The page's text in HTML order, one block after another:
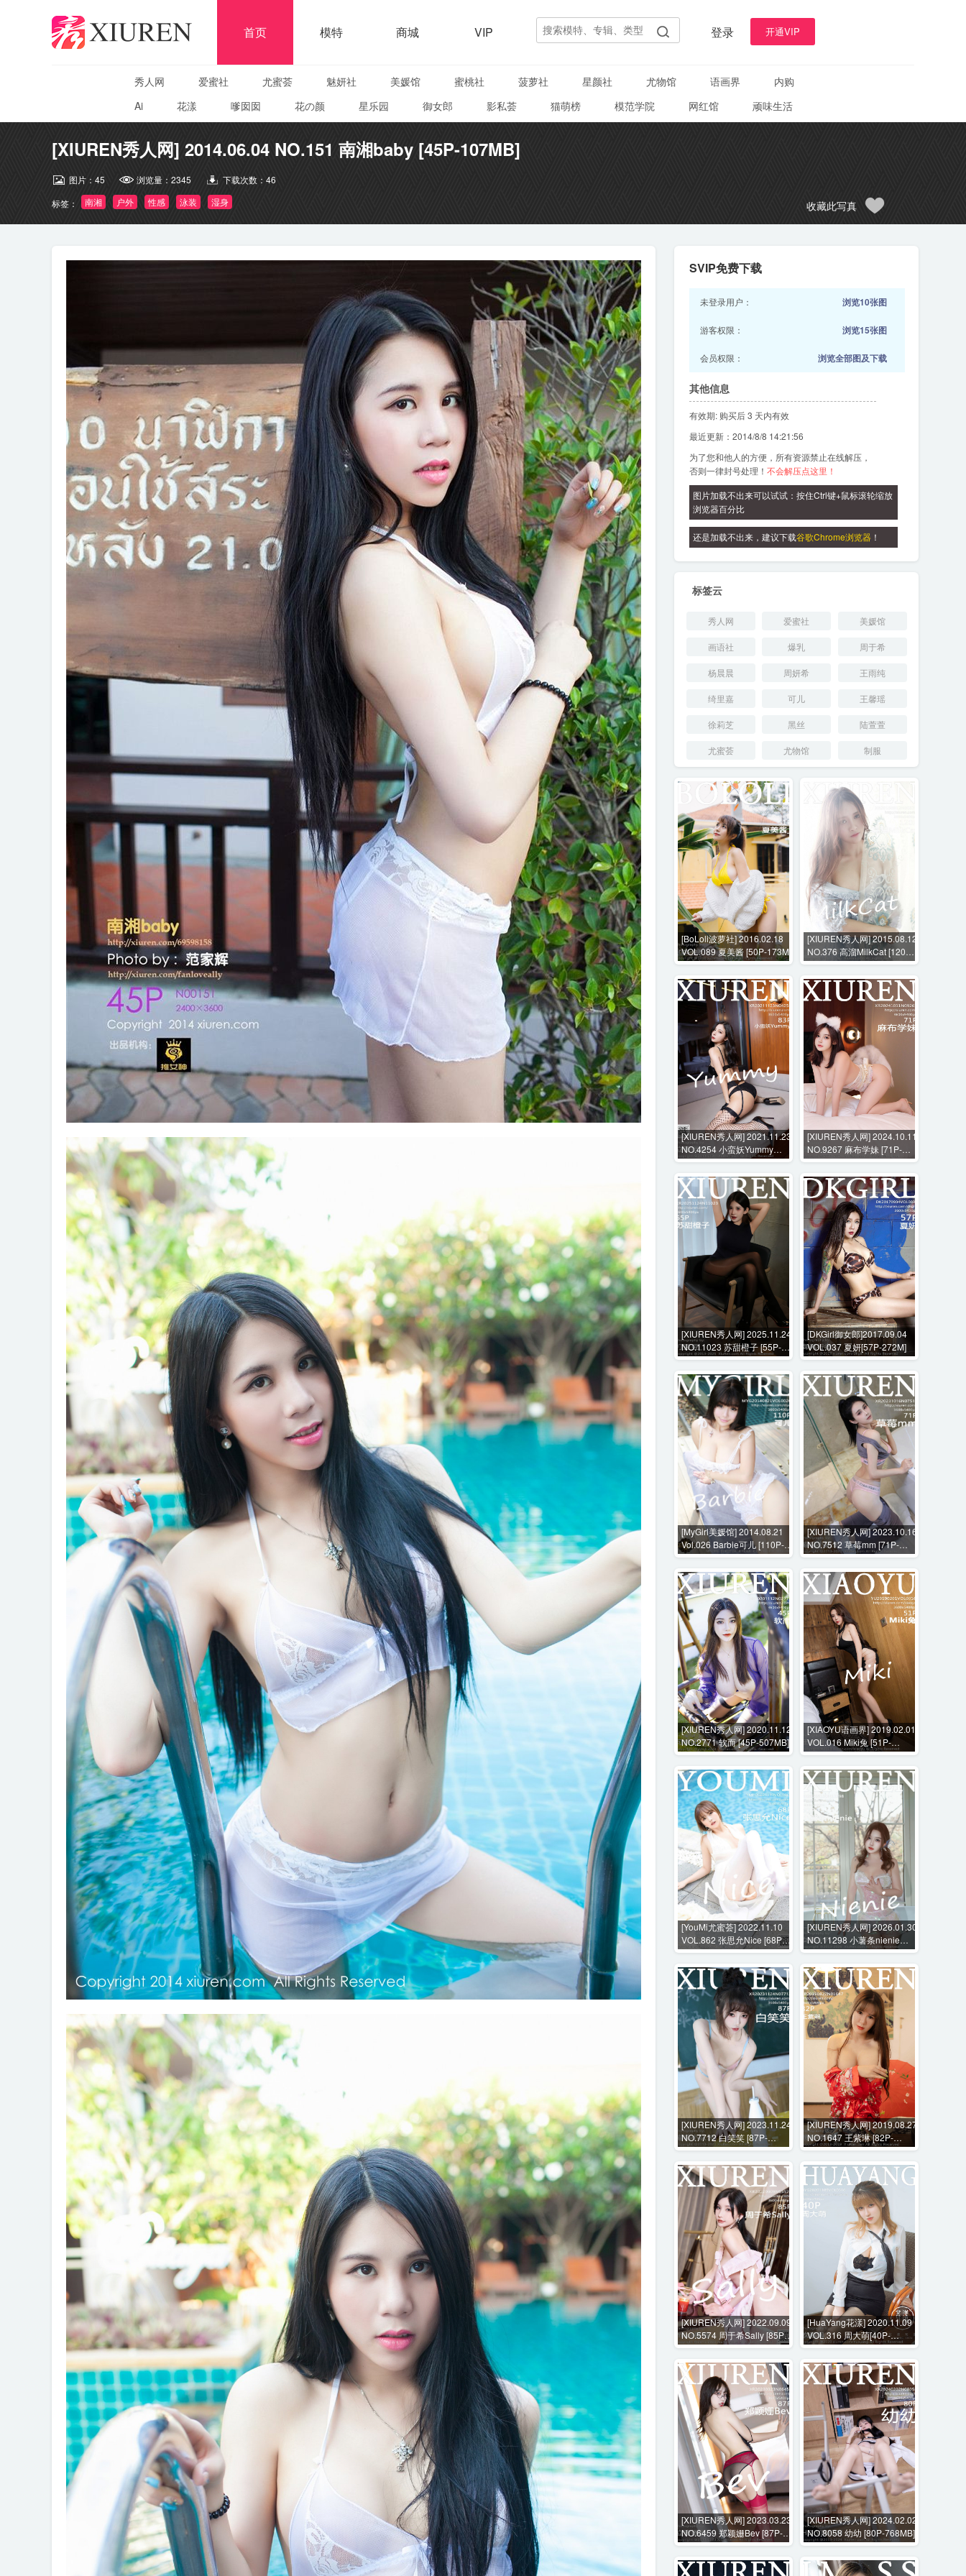
首页 模特 商城 VIP 登录 开通VIP
秀人网 爱蜜社 尤蜜荟 魅妍社 美媛馆 蜜桃社 菠萝社 星颜社 尤物馆 语画界
内购
Ai
花漾 嗲囡囡 花の颜 星乐园 御女郎 影私荟 猫萌榜 模范学院 网红馆 顽味生活
[XIUREN秀人网] 2014.06.04 NO.151 南湘baby [45P-107MB]
图片： 45 浏览量： 2345 下载次数： 46
标签：
南湘 户外 性感 泳装 湿身 收藏此写真
SVIP免费下载
未登录用户： 浏览10张图
游客权限： 浏览15张图
会员权限： 浏览全部图及下载
其他信息
有效期: 购买后 3 天内有效
最近更新：2014/8/8 14:21:56
为了您和他人的方便，所有资源禁止在线解压，
否则一律封号处理！ 不会解压点这里！
图片加载不出来可以试试：按住Ctrl键+鼠标滚轮缩放
浏览器百分比
还是加载不出来，建议下载谷歌Chrome浏览器 ！
标签云
秀人网 爱蜜社 美媛馆
画语社 爆乳 周于希
杨晨晨 周妍希 王雨纯
绮里嘉 可儿 王馨瑶
徐莉芝 黑丝 陆萱萱
尤蜜荟 尤物馆 制服
[BoLoli波萝社] 2016.02.18
VOL.089 夏美酱 [50P-173M]
[XIUREN秀人网] 2015.08.12
NO.376 高溜MilkCat [120P-
238MB]
[XIUREN秀人网] 2021.11.23
NO.4254 小蛮妖Yummy
[83P-817MB]
[XIUREN秀人网] 2024.10.11
NO.9267 麻布学妹 [71P-
723MB]
[XIUREN秀人网] 2025.11.24
NO.11023 苏甜橙子 [55P-
614MB]
[DKGirl御女郎]2017.09.04
VOL.037 夏妍[57P-272M]
[MyGirl美媛馆] 2014.08.21
Vol.026 Barbie可儿 [110P-
301MB]
[XIUREN秀人网] 2023.10.16
NO.7512 草莓mm [71P-
635MB]
[XIUREN秀人网] 2020.11.12
NO.2771 软而 [45P-507MB]
[XIAOYU语画界] 2019.02.01
VOL.016 Miki兔 [51P-
199MB]
[YouMi尤蜜荟] 2022.11.10
VOL.862 张思允Nice [68P-
598MB]
[XIUREN秀人网] 2026.01.30
NO.11298 小薯条nienie
[70P-828MB]
[XIUREN秀人网] 2023.11.24
NO.7712 白笑笑 [87P-
814MB]
[XIUREN秀人网] 2019.08.27
NO.1647 王紫琳 [82P-
207MB]
[XIUREN秀人网] 2022.09.09
NO.5574 周于希Sally [85P-
786MB]
[HuaYang花漾] 2020.11.09
VOL.316 周大萌[40P-
459MB]
[XIUREN秀人网] 2023.03.23
NO.6459 郑颖姗Bev [87P-
719MB]
[XIUREN秀人网] 2024.02.02
NO.8058 幼幼 [80P-768MB]